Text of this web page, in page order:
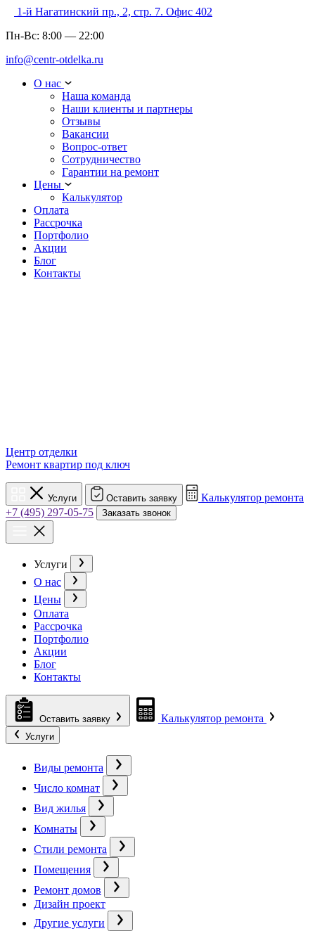
1-й Нагатинский пр., 2, стр. 7. Офис 402
Пн-Вс: 8:00 — 22:00
info@centr-otdelka.ru
О нас
Наша команда
Наши клиенты и партнеры
Отзывы
Вакансии
Вопрос-ответ
Сотрудничество
Гарантии на ремонт
Цены
Калькулятор
Оплата
Рассрочка
Портфолио
Акции
Блог
Контакты
Центр отделки
Ремонт квартир под ключ
Услуги Оставить заявку
Калькулятор ремонта
+7 (495) 297-05-75
Заказать звонок
Услуги
О нас
Цены
Оплата
Рассрочка
Портфолио
Акции
Блог
Контакты
Оставить заявку Калькулятор ремонта
Услуги
Виды ремонта
Число комнат
Вид жилья
Комнаты
Стили ремонта
Помещения
Ремонт домов
Дизайн проект
Другие услуги